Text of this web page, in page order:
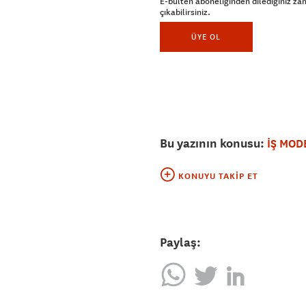
çıkabilirsiniz.
ÜYE OL
Bu yazının konusu: İŞ
KONUYU TAKIP ET
Paylaş: